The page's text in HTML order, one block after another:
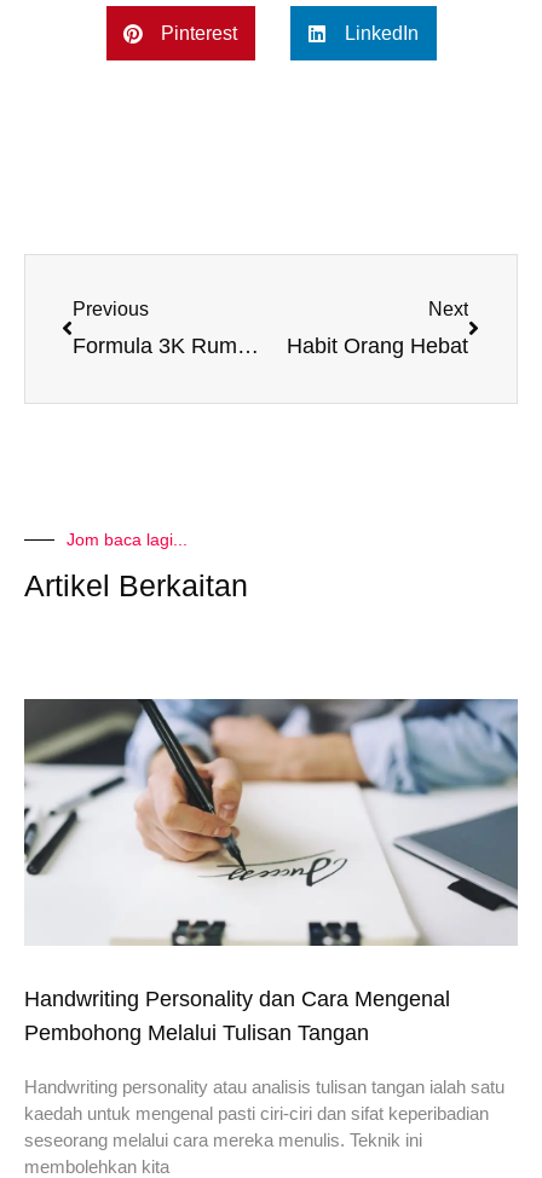
Pinterest LinkedIn
Previous
Formula 3K Rumahtangga Bahagia
Next
Habit Orang Hebat
Jom baca lagi...
Artikel Berkaitan
Handwriting Personality dan Cara Mengenal
Pembohong Melalui Tulisan Tangan
Handwriting personality atau analisis tulisan tangan ialah satu
kaedah untuk mengenal pasti ciri-ciri dan sifat keperibadian
seseorang melalui cara mereka menulis. Teknik ini
membolehkan kita